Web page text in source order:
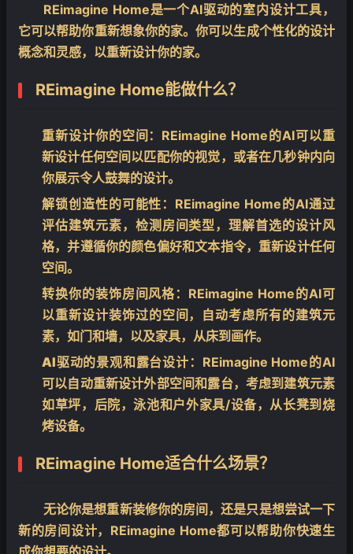
REimagine Home是一个AI驱动的室内设计工具，
它可以帮助你重新想象你的家。你可以生成个性化的设计
概念和灵感，以重新设计你的家。
REimagine Home能做什么？
重新设计你的空间 ：REimagine Home的AI可以重
新设计任何空间以匹配你的视觉，或者在几秒钟内向
你展示令人鼓舞的设计。
解锁创造性的可能性 ：REimagine Home的AI通过
评估建筑元素，检测房间类型，理解首选的设计风
格，并遵循你的颜色偏好和文本指令，重新设计任何
空间。
转换你的装饰房间风格：REimagine Home的AI可
以重新设计装饰过的空间，自动考虑所有的建筑元
素，如门和墙，以及家具，从床到画作。
AI驱动的景观和露台设计 ：REimagine Home的AI
可以自动重新设计外部空间和露台，考虑到建筑元素
如草坪，后院，泳池和户外家具/设备，从长凳到烧
烤设备。
REimagine Home适合什么场景？
无论你是想重新装修你的房间，还是只是想尝试一下
新的房间设计，REimagine Home都可以帮助你快速生